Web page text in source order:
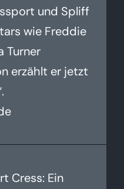
und Spliff
wie Freddie
Turner
erzählt er jetzt
Cress: Ein